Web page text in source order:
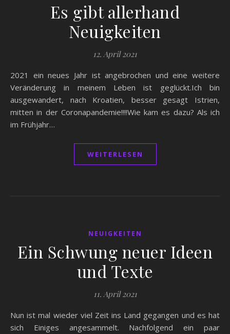
Es gibt allerhand
Neuigkeiten
12. April 2021
2021 ein neues Jahr ist angebrochen und eine weitere
Veränderung in meinem Leben ist geglückt.Ich bin
ausgewandert, nach Kroatien, besser gesagt Istrien,
mitten in der Coronapandemie!!!!Wie kam es dazu? Als ich
im Frühjahr…
WEITERLESEN
NEUIGKEITEN
Ein Schwung neuer Ideen
und Texte
11. April 2021
Nun ist mal wieder viel Zeit ins Land gegangen und es hat
sich Einiges angesammelt. Nachfolgend ein paar